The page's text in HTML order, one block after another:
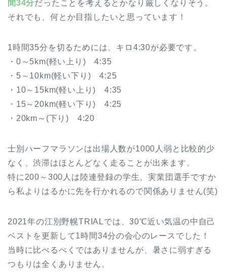
間34分だったことを考えるとかなり厳しくなりそう。
それでも、何とか目指したいと思っています！
1時間35分を切るためには、キロ4:30が必要です。
・0～5km(軽い上り) 4:35
・5～10km(軽い下り) 4:25
・10～15km(軽い上り) 4:35
・15～20km(軽い下り) 4:25
・20km～(下り) 4:20
士別ハーフマラソンは出場人数が1000人弱と比較的少
なく、渋滞はほとんどなく走ることが出来ます。
特に200～300人は陸連登録の学生、実業団選手ですか
ら私よりはるかに先を行かれるので関係ありません(笑)
2021年の江別野幌TRIALでは、30℃近い気温の中自己
ベストを更新して1時間34分の会心のレースでした！
当時に比べるべくではありませんが、暑さに弱すぎる
つもりは全くありません。